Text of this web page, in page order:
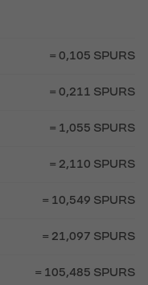
= 0,105 SPURS
= 0,211 SPURS
= 1,055 SPURS
= 2,110 SPURS
= 10,549 SPURS
= 21,097 SPURS
= 105,485 SPURS